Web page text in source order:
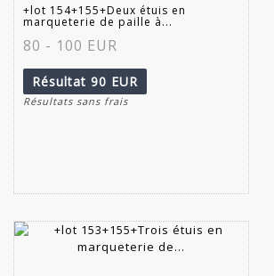
+lot 154+155+Deux étuis en
marqueterie de paille à...
80 - 100 EUR
Résultat 90 EUR
Résultats sans frais